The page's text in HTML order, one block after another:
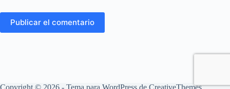
Publicar el comentario
Copyright © 2026 - Tema para WordPress de CreativeThemes